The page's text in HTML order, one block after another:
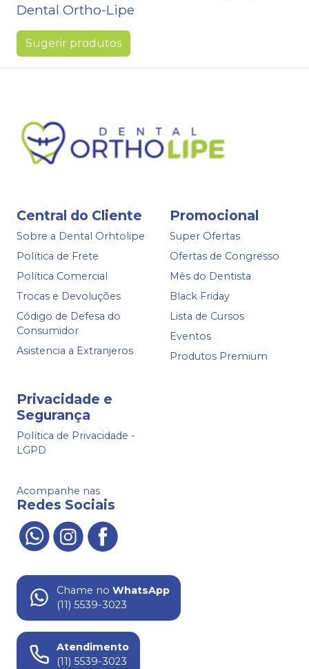
Dental Ortho-Lipe
Sugerir produtos
Central do Cliente
Sobre a Dental Orhtolipe
Política de Frete
Política Comercial
Trocas e Devoluções
Código de Defesa do
Consumidor
Asistencia a Extranjeros
Promocional
Super Ofertas
Ofertas de Congresso
Mês do Dentista
Black Friday
Lista de Cursos
Eventos
Produtos Premium
Privacidade e
Segurança
Política de Privacidade -
LGPD
Acompanhe nas
Redes Sociais
Chame no WhatsApp
(11) 5539-3023
Atendimento
(11) 5539-3023